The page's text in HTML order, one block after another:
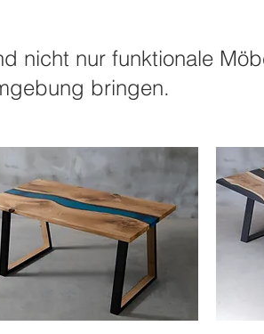
nicht nur funktionale
bringen.